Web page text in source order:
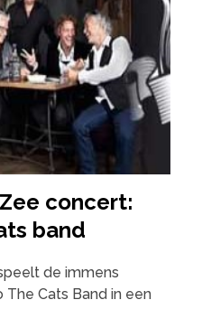
concert:
band
de immens
The Cats Band in een